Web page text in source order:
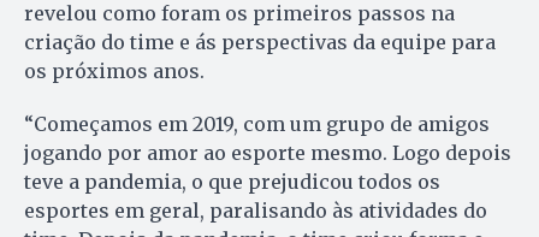
revelou como foram os primeiros passos na
criação do time e ás perspectivas da equipe para
os próximos anos.
“Começamos em 2019, com um grupo de amigos
jogando por amor ao esporte mesmo. Logo depois
teve a pandemia, o que prejudicou todos os
esportes em geral, paralisando às atividades do